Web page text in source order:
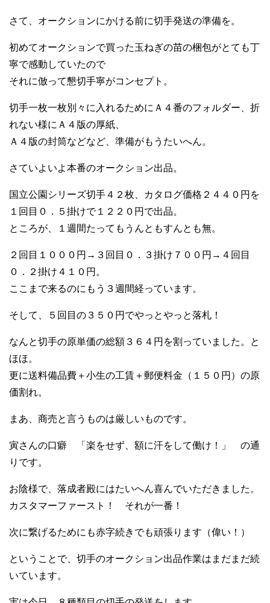
さて、オークションにかける前に切手発送の準備を。
初めてオークションで買った玉ねぎの苗の梱包がとても丁
寧で感動していたので
それに倣って懇切手寧がコンセプト。
切手一枚一枚別々に入れるためにＡ４番のフォルダー、折
れない様にＡ４版の厚紙、
Ａ４版の封筒などなど、準備がもうたいへん。
さていよいよ本番のオークション出品。
国立公園シリーズ切手４２枚、カタログ価格２４４０円を
１回目０．５掛けで１２２０円で出品。
ところが、１週間たってもうんともすんとも無。
２回目１０００円→３回目０．３掛け７００円→４回目
０．２掛け４１０円。
ここまで来るのにもう３週間経っています。
そして、５回目の３５０円でやっとやっと落札！
なんと切手の原単価の総額３６４円を割っていました。と
ほほ。
更に送料備品費＋小生の工賃＋郵便料金（１５０円）の原
価割れ。
まあ、商売と言うものは厳しいものです。
寅さんの口癖 「楽をせず、額に汗をして働け！」 の通
りです。
お陰様で、落成者殿にはたいへん喜んでいただきました。
カスタマーファースト！ それが一番！
次に繋げるためにも赤字続きでも頑張ります（偉い！）
ということで、切手のオークション出品作業はまだまだ続
いています。